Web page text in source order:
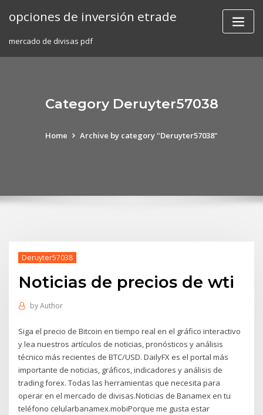
opciones de inversión etrade
mercado de divisas pdf
Category Deruyter57038
Home Archive by category "Deruyter57038"
Deruyter57038
Noticias de precios de wti
byAuthor
Siga el precio de Bitcoin en tiempo real en el gráfico interactivo
y lea nuestros artículos de noticias, pronósticos y análisis
técnico más recientes de BTC/USD. DailyFX es el portal más
importante de noticias, gráficos, indicadores y análisis de
trading forex. Todas las herramientas que necesita para
operar en el mercado de divisas.Noticias de Banamex en tu
teléfono celularbanamex.mobiPorque me gusta estar